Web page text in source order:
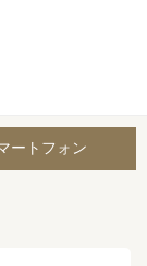
ートフォン